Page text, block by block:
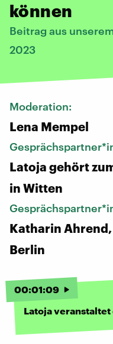
können
Beitrag aus
2023
Moderation:
Lena Mempel
Latoja gehört
in Witten
Katharin
Berlin
00:01:09
Latoja